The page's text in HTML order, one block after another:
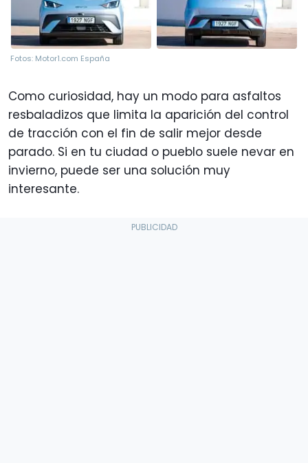
Fotos: Motor1.com España
Como curiosidad, hay un modo para asfaltos
resbaladizos que limita la aparición del control
de tracción con el fin de salir mejor desde
parado. Si en tu ciudad o pueblo suele nevar en
invierno, puede ser una solución muy
interesante.